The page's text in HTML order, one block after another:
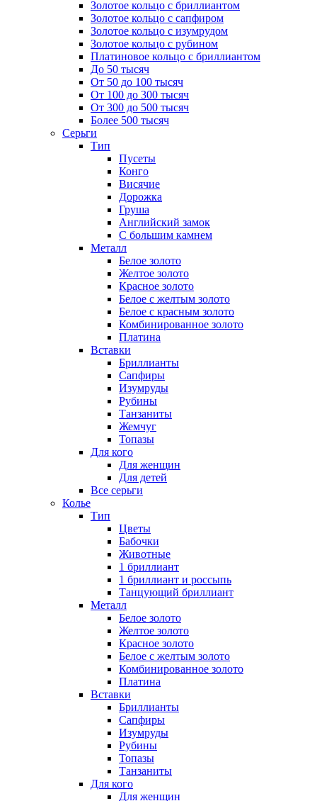
Золотое кольцо с бриллиантом
Золотое кольцо с сапфиром
Золотое кольцо с изумрудом
Золотое кольцо с рубином
Платиновое кольцо с бриллиантом
До 50 тысяч
От 50 до 100 тысяч
От 100 до 300 тысяч
От 300 до 500 тысяч
Более 500 тысяч
Серьги
Тип
Пусеты
Конго
Висячие
Дорожка
Груша
Английский замок
С большим камнем
Металл
Белое золото
Желтое золото
Красное золото
Белое с желтым золото
Белое с красным золото
Комбинированное золото
Платина
Вставки
Бриллианты
Сапфиры
Изумруды
Рубины
Танзаниты
Жемчуг
Топазы
Для кого
Для женщин
Для детей
Все серьги
Колье
Тип
Цветы
Бабочки
Животные
1 бриллиант
1 бриллиант и россыпь
Танцующий бриллиант
Металл
Белое золото
Желтое золото
Красное золото
Белое с желтым золото
Комбинированное золото
Платина
Вставки
Бриллианты
Сапфиры
Изумруды
Рубины
Топазы
Танзаниты
Для кого
Для женщин